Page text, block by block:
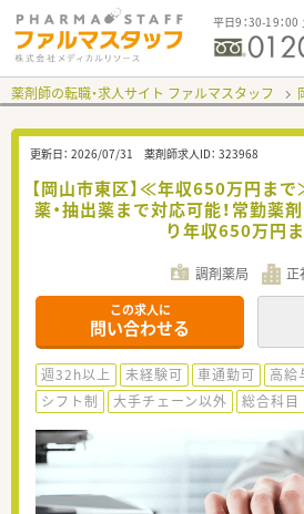
平日9：30-19：00
薬剤師の転職・求人サイト ファルマスタッフ
更新日： 2026/07/31 薬剤師求人ID： 323968
【岡山市東区】≪年収650万円ま
薬・抽出薬まで対応可能！常勤
り年収650万円ま
調剤薬局 正
この求人に
問い合わせる
週32h以上 未経験可 車通勤可
高給
シフト制
大手チェーン以外 総合科目